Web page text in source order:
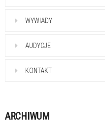
WYWIADY
AUDYCJE
KONTAKT
ARCHIWUM